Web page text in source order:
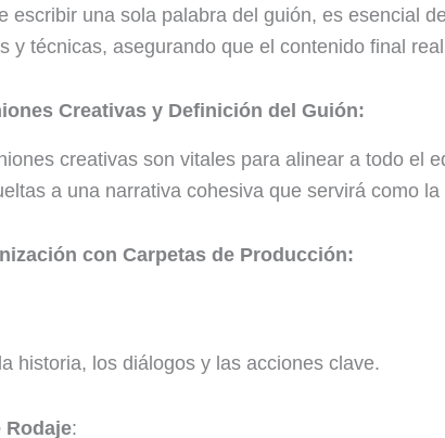
escribir una sola palabra del guión, es esencial
y técnicas, asegurando que el contenido final
Creativas y Definición del Guión:
creativas son vitales para alinear a todo el
a una narrativa cohesiva que servirá como
con Carpetas de Producción:
historia, los diálogos y las acciones clave.
Rodaje: